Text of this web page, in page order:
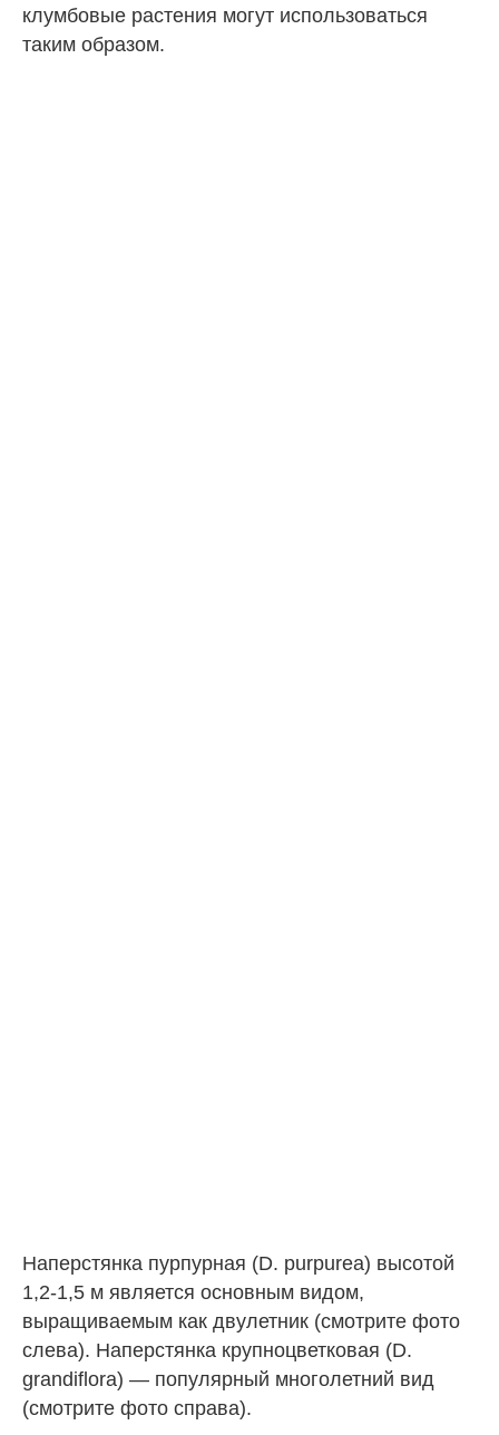
клумбовые растения могут использоваться
таким образом.
Наперстянка пурпурная (D. purpurea) высотой
1,2-1,5 м является основным видом,
выращиваемым как двулетник (смотрите фото
слева). Наперстянка крупноцветковая (D.
grandiflora) — популярный многолетний вид
(смотрите фото справа).